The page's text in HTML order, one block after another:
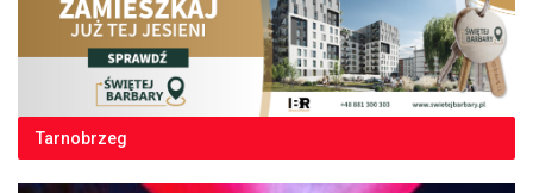
Tarnobrzeg